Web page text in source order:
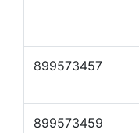
899573457
899573459